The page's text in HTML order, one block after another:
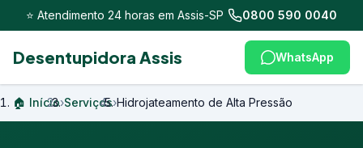
⭐ Atendimento 24 horas em Assis-SP 0800 590 0040
Desentupidora Assis WhatsApp
🏠 Início›Serviços›Hidrojateamento de Alta Pressão